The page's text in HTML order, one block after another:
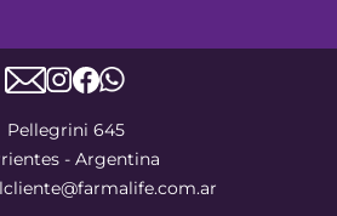
Pellegrini 645
- Argentina